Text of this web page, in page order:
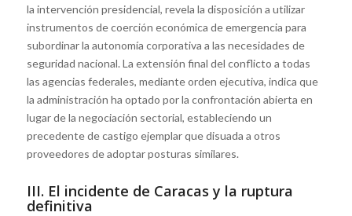
la intervención presidencial, revela la disposición a utilizar
instrumentos de coerción económica de emergencia para
subordinar la autonomía corporativa a las necesidades de
seguridad nacional. La extensión final del conflicto a todas
las agencias federales, mediante orden ejecutiva, indica que
la administración ha optado por la confrontación abierta en
lugar de la negociación sectorial, estableciendo un
precedente de castigo ejemplar que disuada a otros
proveedores de adoptar posturas similares.
III. El incidente de Caracas y la ruptura
definitiva